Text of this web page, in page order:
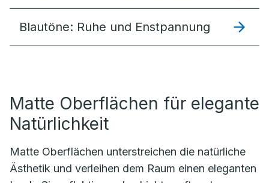
Blautöne: Ruhe und Enstpannung
Matte Oberflächen für elegante
Natürlichkeit
Matte Oberflächen unterstreichen die natürliche
Ästhetik und verleihen dem Raum einen eleganten